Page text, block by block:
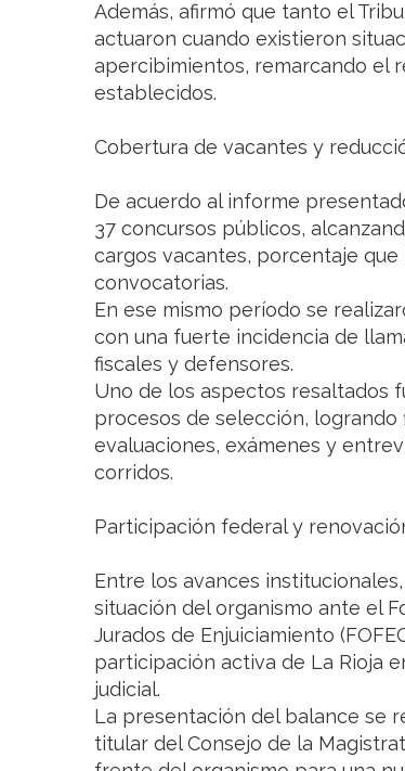
Además, afirmó que tanto el
actuaron cuando existieron
apercibimientos, remarcando el
establecidos.
Cobertura de vacantes y
De acuerdo al informe
37 concursos públicos,
cargos vacantes, porcentaje que
convocatorias.
En ese mismo período se
con una fuerte incidencia de
fiscales y defensores.
Uno de los aspectos resaltados
procesos de selección,
evaluaciones, exámenes y
corridos.
Participación federal y
Entre los avances
situación del organismo ante el
Jurados de Enjuiciamiento
participación activa de La Rioja
judicial.
La presentación del balance se
titular del Consejo de la